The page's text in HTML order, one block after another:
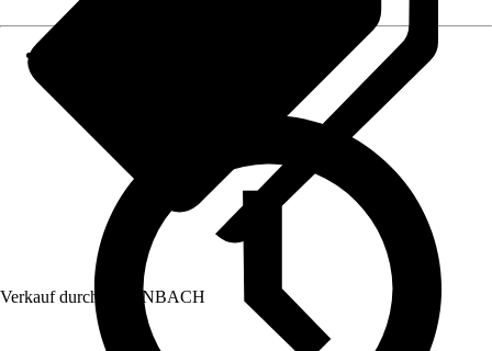
Verkauf durch: HORNBACH